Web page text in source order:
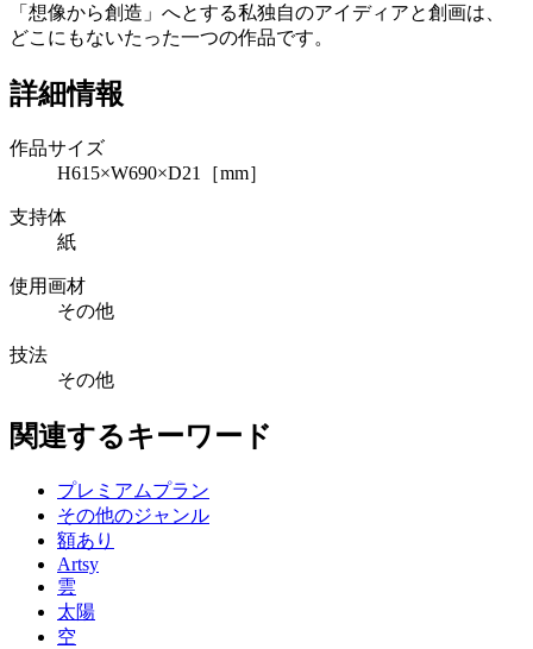
「想像から創造」へとする私独自のアイディアと創画は、
どこにもないたった一つの作品です。
詳細情報
作品サイズ
H615×W690×D21［mm］
支持体
紙
使用画材
その他
技法
その他
関連するキーワード
プレミアムプラン
その他のジャンル
額あり
Artsy
雲
太陽
空